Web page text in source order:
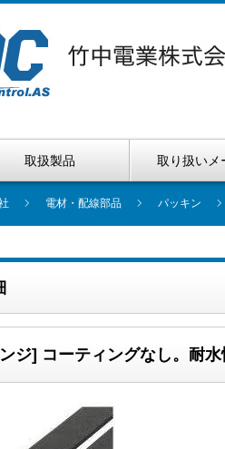
取扱製品 取り扱いメ
電材・配線部品 パッキン
ジ] コーティングなし。耐